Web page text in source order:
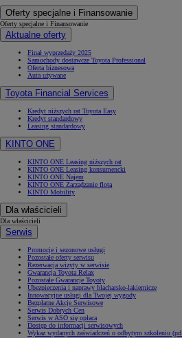
Oferty specjalne i Finansowanie
Oferty specjalne i Finansowanie
Aktualne oferty
Finał wyprzedaży 2025
Samochody dostawcze Toyota Professional
Oferta biznesowa
Auta używane
Toyota Financial Services
Kredyt niższych rat Toyota Easy
Kredyt standardowy
Leasing standardowy
KINTO ONE
KINTO ONE Leasing niższych rat
KINTO ONE Leasing konsumencki
KINTO ONE Najem
KINTO ONE Zarządzanie flotą
KINTO Mobility
Dla właścicieli
Dla właścicieli
Serwis
Promocje i sezonowe usługi
Pozostałe oferty serwisu
Rezerwacja wizyty w serwisie
Gwarancja Toyota Relax
Pozostałe Gwarancje Toyoty
Ubezpieczenia i naprawy blacharsko-lakiernicze
Innowacyjne usługi dla Twojej wygody
Bezpłatne Akcje Serwisowe
Serwis Dobrych Cen
Serwis w ASO się opłaca
Dostęp do informacji serwisowych
Wykaz wydanych zaświadczeń o odbytym szkoleniu